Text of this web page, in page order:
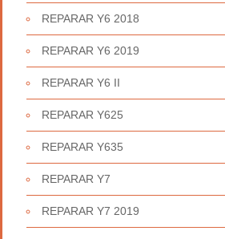
REPARAR Y6 2018
REPARAR Y6 2019
REPARAR Y6 II
REPARAR Y625
REPARAR Y635
REPARAR Y7
REPARAR Y7 2019